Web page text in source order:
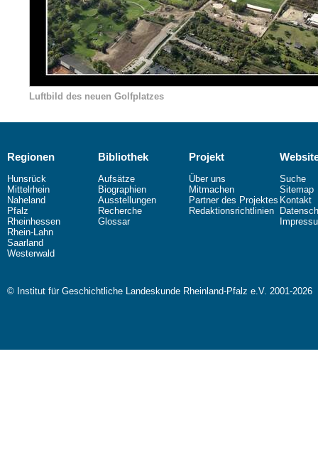
Luftbild des neuen Golfplatzes
Regionen
Hunsrück
Mittelrhein
Naheland
Pfalz
Rheinhessen
Rhein-Lahn
Saarland
Westerwald
Bibliothek
Aufsätze
Biographien
Ausstellungen
Recherche
Glossar
Projekt
Über uns
Mitmachen
Partner des Projektes
Redaktionsrichtlinien
Suche
Sitemap
Kontakt
© Institut für Geschichtliche Landeskunde Rheinland-Pfalz e.V. 2001-2026